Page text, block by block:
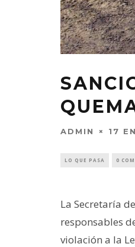
ADMIN 17
LO QUE PASA 0
La Secretaría
responsables
violación a la